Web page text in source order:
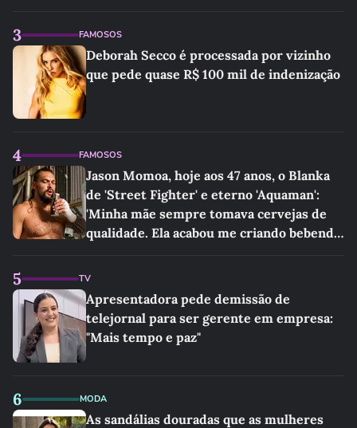
3 FAMOSOS
Deborah Secco é processada por vizinho
que pede quase R$ 100 mil de indenização
4 FAMOSOS
Jason Momoa, hoje aos 47 anos, o Blanka
de 'Street Fighter' e eterno 'Aquaman':
'Minha mãe sempre tomava cervejas de
qualidade. Ela acabou me criando bebendo
5 TV
Apresentadora pede demissão de
telejornal para ser gerente em empresa:
"Mais tempo e paz"
6 MODA
As sandálias douradas que as mulheres